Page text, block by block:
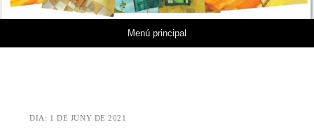
Menú principal
DIA: 1 DE JUNY DE 2021